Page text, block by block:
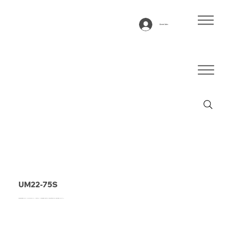
Anmelden
UM22-75S
Förderband Typ UM22-75S PU, petrol, 2-lagiges extra querstabiles Gewebe (RHA)